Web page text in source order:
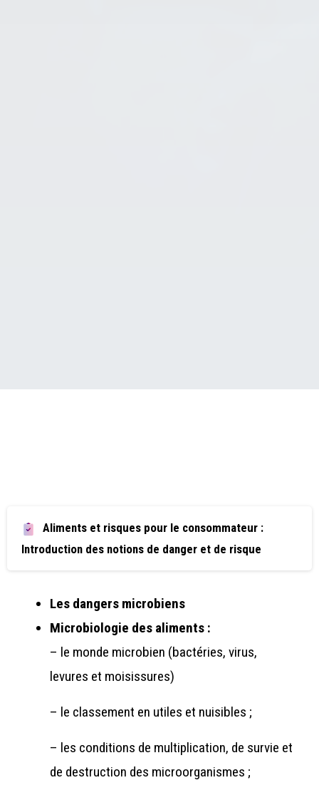
Aliments et risques pour le consommateur :
Introduction des notions de danger et de risque
Les dangers microbiens
Microbiologie des aliments :
– le monde microbien (bactéries, virus,
levures et moisissures)
– le classement en utiles et nuisibles ;
– les conditions de multiplication, de survie et
de destruction des microorganismes ;